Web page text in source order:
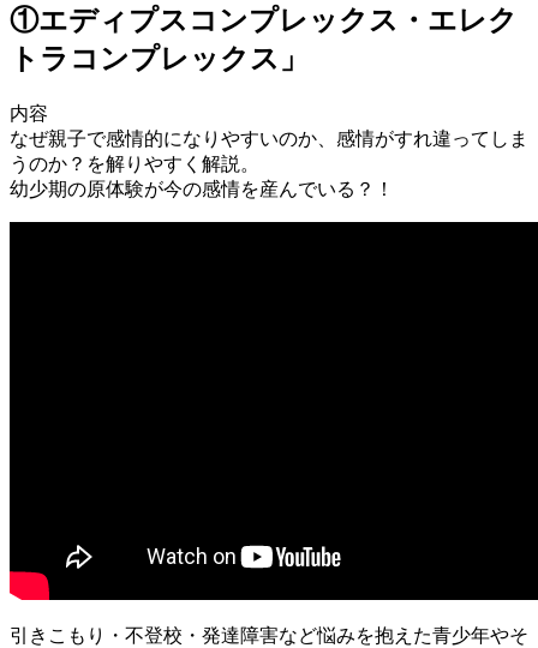
①エディプスコンプレックス・エレク
トラコンプレックス」
内容
なぜ親子で感情的になりやすいのか、感情がすれ違ってしま
うのか？を解りやすく解説。
幼少期の原体験が今の感情を産んでいる？！
引きこもり・不登校・発達障害など悩みを抱えた青少年やそ